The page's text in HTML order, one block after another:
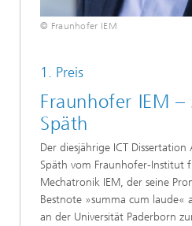
© Fraunhofer IEM
1. Preis
Fraunhofer IEM –
Späth
Der diesjährige ICT
Späth vom Fraunhofer-Institut
Mechatronik IEM, der seine
Bestnote »summa cum laude«
an der Universität Paderborn